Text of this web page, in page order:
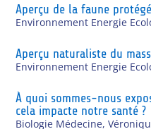
Aperçu de la faune
Environnement Energie
Aperçu naturaliste du
Environnement Energie
À quoi sommes-nous
cela impacte notre santé ?
Biologie Médecine,